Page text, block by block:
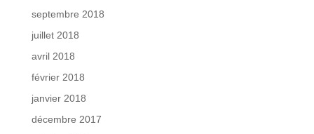
septembre 2018
juillet 2018
avril 2018
février 2018
janvier 2018
décembre 2017